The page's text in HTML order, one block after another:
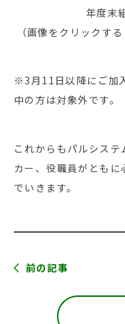
年度末
（画像をクリックす
※3月11日以降にご加
中の方は対象外です。
これからもパルシス
カー、役職員がとも
でいきます。
前の記事